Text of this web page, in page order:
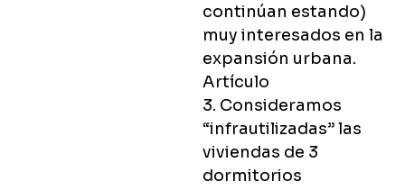
continúan estando)
muy interesados en la
expansión urbana.
Artículo
3. Consideramos
“infrautilizadas” las
viviendas de 3
dormitorios